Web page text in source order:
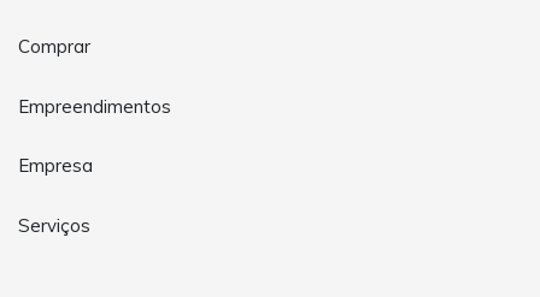
Comprar
Empreendimentos
Empresa
Serviços